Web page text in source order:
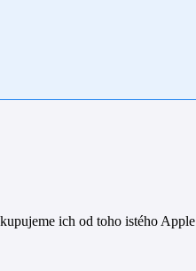
ich od toho istého Apple